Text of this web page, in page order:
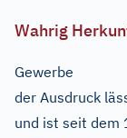
Wahrig
Gewerbe
der Ausdruck
und ist seit dem